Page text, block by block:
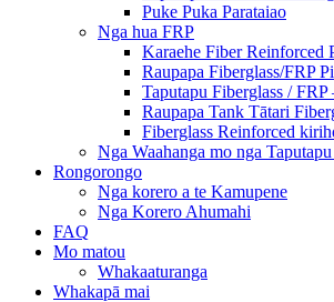
Puke Puka Parataiao
Nga hua FRP
Karaehe Fiber Reinforced
Raupapa Fiberglass/FRP
Taputapu Fiberglass / FRP
Raupapa Tank Tātari
Fiberglass Reinforced
Nga Waahanga mo nga
Rongorongo
Nga korero a te Kamupene
Nga Korero Ahumahi
FAQ
Mo matou
Whakaaturanga
Whakapā mai